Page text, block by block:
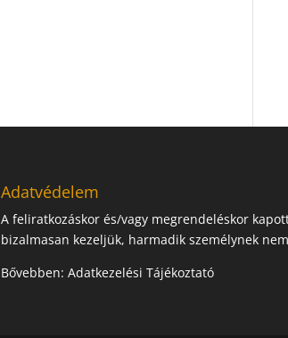
Adatvédelem
A feliratkozáskor és/vagy megrendeléskor
bizalmasan kezeljük, harmadik személynek
Bővebben: Adatkezelési Tájékoztató